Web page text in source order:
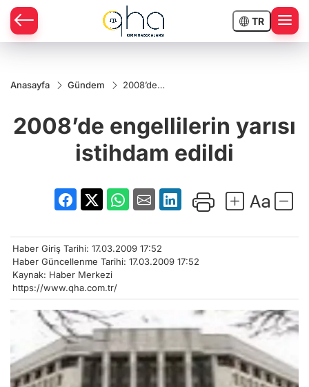
TR
Anasayfa Gündem
2008’de
edildi
2008’de engellilerin yarısı
istihdam edildi
Haber Giriş Tarihi: 17.03.2009 17:52
Haber Güncellenme Tarihi: 17.03.2009 17:52
Kaynak: Haber Merkezi
https://www.qha.com.tr/